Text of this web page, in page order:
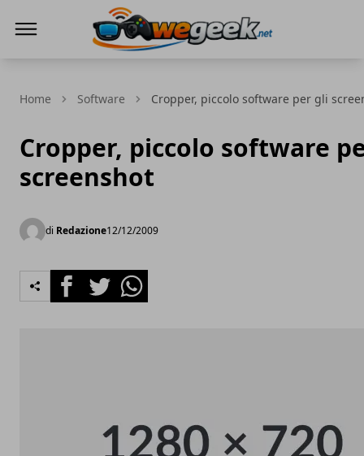
Home Software Cropper, piccolo software per gli
Cropper, piccolo software
screenshot
di Redazione12/12/2009
FacebookTwitterWhatsapp